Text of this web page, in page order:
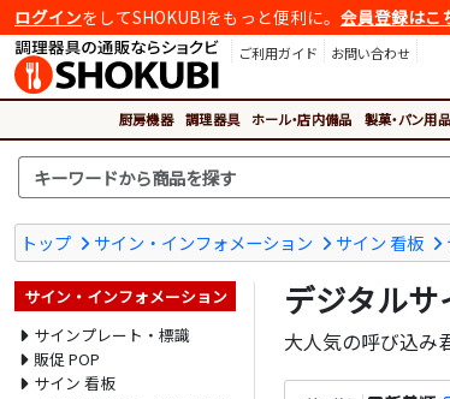
ログインをしてSHOKUBIをもっと便利に。 会員登録はこ
ご利用ガイド
お問い合わせ
厨房機器 調理器具 ホール・店内備品 製菓・パン用品
トップ サイン・インフォメーション サイン 看板
デジタルサ
大人気の呼び込み
サイン・インフォメーション
サインプレート・標識
販促 POP
サイン 看板